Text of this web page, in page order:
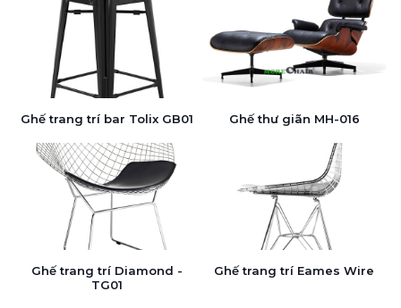
Ghế trang trí bar Tolix GB01 Ghế thư giãn MH-016
Ghế trang trí Diamond -
TG01
Ghế trang trí Eames Wire